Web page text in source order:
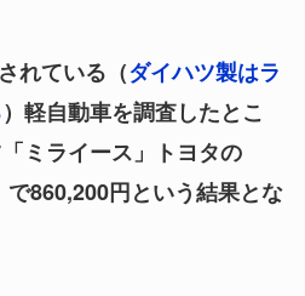
れている（ダイハツ製はラ
）軽自動車を調査したとこ
ミライース」トヨタの
で860,200円という結果とな